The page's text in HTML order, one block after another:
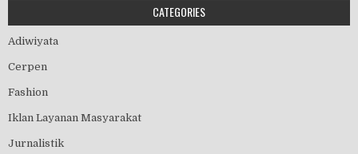
CATEGORIES
Adiwiyata
Cerpen
Fashion
Iklan Layanan Masyarakat
Jurnalistik